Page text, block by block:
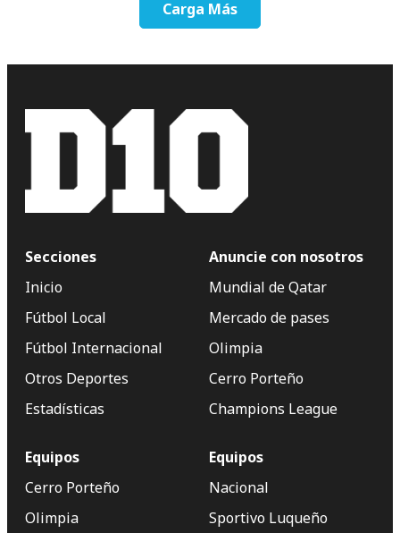
Carga Más
Secciones
Inicio
Fútbol Local
Fútbol Internacional
Otros Deportes
Estadísticas
Anuncie con nosotros
Mundial de Qatar
Mercado de pases
Olimpia
Cerro Porteño
Champions League
Equipos
Cerro Porteño
Olimpia
Equipos
Nacional
Sportivo Luqueño